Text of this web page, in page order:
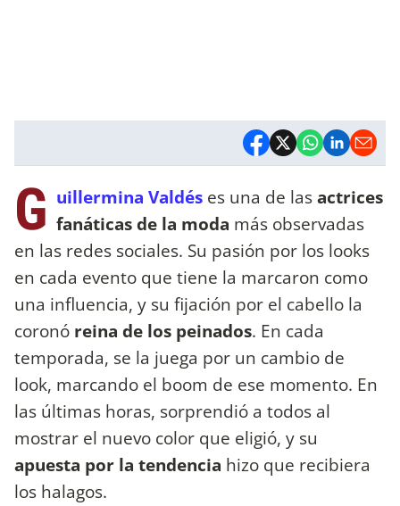
G uillermina Valdés es una de lasactrices
fanáticas de la moda más observadas
en las redes sociales. Su pasión por los looks
en cada evento que tiene la marcaron como
una influencia, y su fijación por el cabello la
coronó reina de los peinados. En cada
temporada, se la juega por un cambio de
look, marcando el boom de ese momento. En
las últimas horas, sorprendió a todos al
mostrar el nuevo color que eligió, y su
apuesta por la tendencia hizo que recibiera
los halagos.